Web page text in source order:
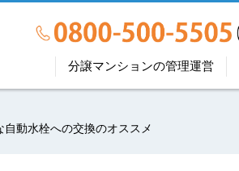
分譲マンションの管理運営
自動水栓への交換のオススメ